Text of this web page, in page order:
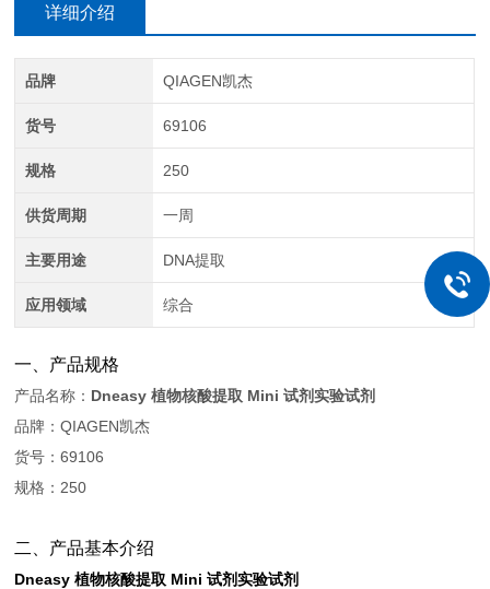
详细介绍
品牌 QIAGEN凯杰
货号 69106
规格 250
供货周期 一周
主要用途 DNA提取
应用领域 综合
一、产品规格
产品名称： Dneasy 植物核酸提取 Mini 试剂实验试剂
品牌：QIAGEN凯杰
货号：69106
规格：250
二、产品基本介绍
Dneasy 植物核酸提取 Mini 试剂实验试剂